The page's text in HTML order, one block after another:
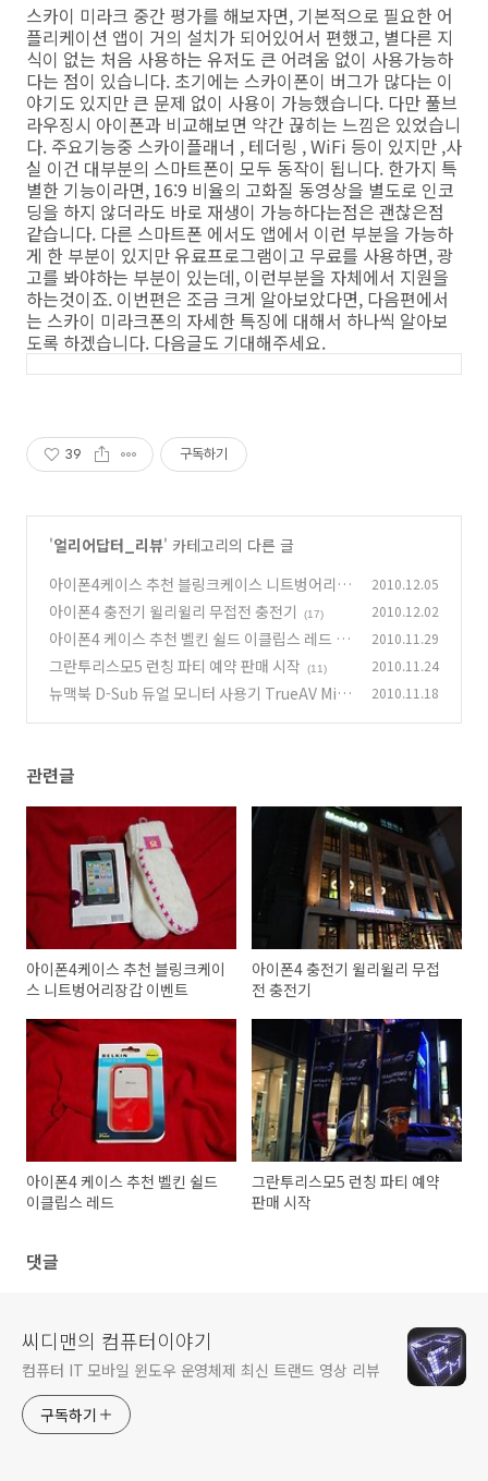
스카이 미라크 중간 평가를 해보자면, 기본적으로 필요한 어
플리케이션 앱이 거의 설치가 되어있어서 편했고, 별다른 지
식이 없는 처음 사용하는 유저도 큰 어려움 없이 사용가능하
다는 점이 있습니다. 초기에는 스카이폰이 버그가 많다는 이
야기도 있지만 큰 문제 없이 사용이 가능했습니다. 다만 풀브
라우징시 아이폰과 비교해보면 약간 끊히는 느낌은 있었습니
다. 주요기능중 스카이플래너 , 테더링 , WiFi 등이 있지만 ,사
실 이건 대부분의 스마트폰이 모두 동작이 됩니다. 한가지 특
별한 기능이라면, 16:9 비율의 고화질 동영상을 별도로 인코
딩을 하지 않더라도 바로 재생이 가능하다는점은 괜찮은점
같습니다. 다른 스마트폰 에서도 앱에서 이런 부분을 가능하
게 한 부분이 있지만 유료프로그램이고 무료를 사용하면, 광
고를 봐야하는 부분이 있는데, 이런부분을 자체에서 지원을
하는것이죠. 이번편은 조금 크게 알아보았다면, 다음편에서
는 스카이 미라크폰의 자세한 특징에 대해서 하나씩 알아보
도록 하겠습니다. 다음글도 기대해주세요.
39 구독하기
'얼리어답터_리뷰' 카테고리의 다른 글
아이폰4케이스 추천 블링크케이스 니트벙어리장
갑 이벤트 (7)
2010.12.05
아이폰4 충전기 윌리윌리 무접전 충전기 (17) 2010.12.02
아이폰4 케이스 추천 벨킨 쉴드 이클립스 레드
(1
3)
2010.11.29
그란투리스모5 런칭 파티 예약 판매 시작 (11) 2010.11.24
뉴맥북 D-Sub 듀얼 모니터 사용기 TrueAV Mini
2010.11.18
관련글
아이폰4케이스 추천 블링크케이
스 니트벙어리장갑 이벤트
아이폰4 충전기 윌리윌리 무접
전 충전기
아이폰4 케이스 추천 벨킨 쉴드
이클립스 레드
그란투리스모5 런칭 파티 예약
판매 시작
댓글
씨디맨의 컴퓨터이야기
컴퓨터 IT 모바일 윈도우 운영체제 최신 트랜드 영상 리뷰
구독하기